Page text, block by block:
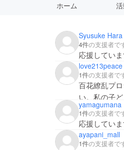
ホーム
Syusuke Hara
4件の支援者で
応援してい
love213peace
1件の支援者で
百花繚乱プ
い。私の子
yamagumana
1件の支援者で
応援してい
ayapani_mall
1件の支援者で